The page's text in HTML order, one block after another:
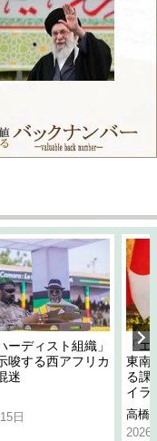
ーディスト組織」
唆する西アフリカ
迷
日
「
東南
る課
イラ
高橋
2026